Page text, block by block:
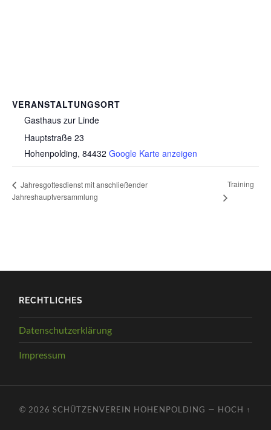
VERANSTALTUNGSORT
Gasthaus zur Linde
Hauptstraße 23
Hohenpolding, 84432 Google Karte anzeigen
Jahresgottesdienst mit anschließender
Jahreshauptversammlung
Training
RECHTLICHES
Datenschutzerklärung
Impressum
© 2026SCHÜTZENVEREIN HOHENPOLDING — HOCH ↑